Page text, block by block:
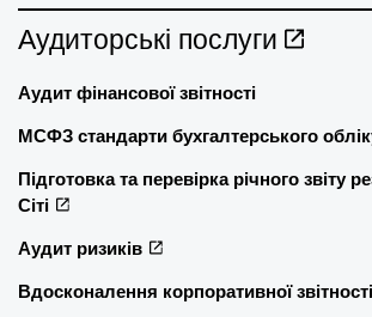
Аудиторські послуги
Аудит фінансової звітності
МСФЗ стандарти бухгалтерського
Підготовка та перевірка річного звіту
Сіті
Аудит ризиків
Вдосконалення корпоративної звітності